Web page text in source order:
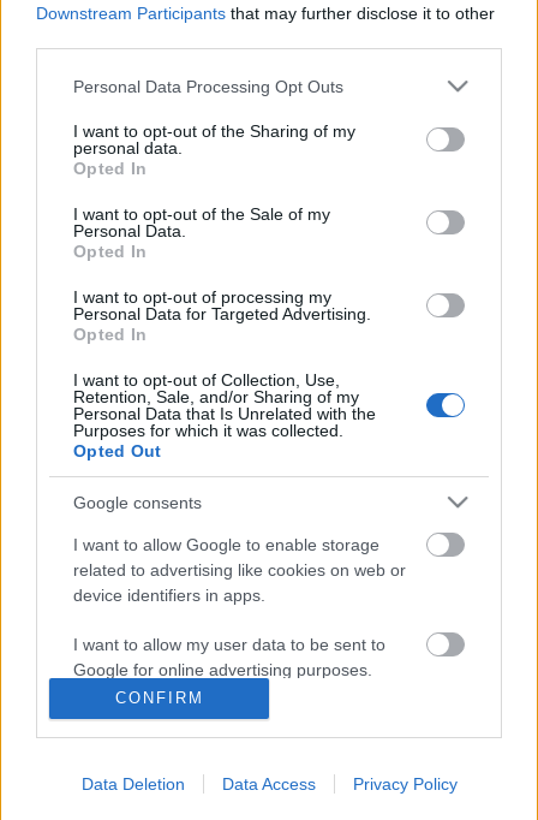
Downstream Participants that may further disclose it to other
Please note that this website/app uses one or more Google
not limited to your visit or usage behaviour. You may click to
grant or deny consent to Google and its third-party tags to
use your data for below specified purposes in below Google
consent section.
Personal Data Processing Opt Outs
I want to opt-out of the Sharing of my
personal data.
Opted In
I want to opt-out of the Sale of my
Personal Data.
Opted In
I want to opt-out of processing my
Personal Data for Targeted Advertising.
Opted In
I want to opt-out of Collection, Use,
Retention, Sale, and/or Sharing of my
Personal Data that Is Unrelated with the
Purposes for which it was collected.
Opted Out
Google consents
I want to allow Google to enable storage
related to advertising like cookies on web or
device identifiers in apps.
I want to allow my user data to be sent to
Google for online advertising purposes.
I want to allow Google to send me
personalized advertising.
I want to allow Google to enable storage
CONFIRM
Data Deletion Data Access Privacy Policy
LMP EP-program: Vidékfejlesztés
Gaiaman•2009. június 02.
Hazánk népességének javarésze vidéki környezetben
él. Ahhoz, hogy vidéken élni ne jelentsen egyet az
városba költözés legyen az egyetlen alternatíva,
sokat kell még tenni. A leginkább kritikus helyzetben
LMP EP-program: A pénzügyi piacok
megszelidítése
2009. június 01.
A világgazdasági válság nem egy múló nátha,
hanem komoly szervi baj. Nem tüneti kezelésre van
szükség, hanem módszeres gyógykezelésre és
életmódváltásra. Az egyre kockázatosabb hitelekből
finanszírozott, határtalannak hitt növekedés nem
fenntartható, így nem is lehet cél…
LMP EP-program: Nemzetpolitika
Pollack•2009. május 29.
A közösségek és a kultúrák fontosabbak, mint az